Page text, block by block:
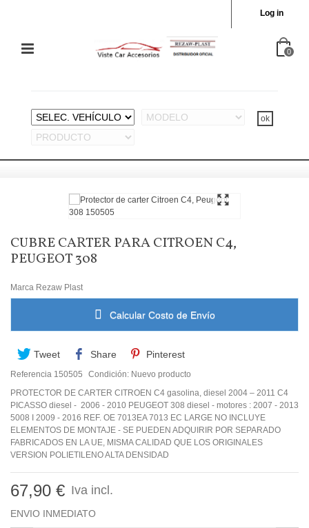
Log in
0
CUBRE CARTER PARA CITROEN C4,
PEUGEOT 308
Marca Rezaw Plast
Calcular Costo de Envío
Tweet Share Pinterest
Referencia 150505 Condición: Nuevo producto
PROTECTOR DE CARTER CITROEN C4 gasolina, diesel 2004 – 2011 C4
PICASSO diesel - 2006 - 2010 PEUGEOT 308 diesel - motores : 2007 - 2013
5008 I 2009 - 2016 REF. OE 7013EA 7013 EC LARGE NO INCLUYE
ELEMENTOS DE MONTAJE - SE PUEDEN ADQUIRIR POR SEPARADO
FABRICADOS EN LA UE, MISMA CALIDAD QUE LOS ORIGINALES
VERSION POLIETILENO ALTA DENSIDAD
67,90 € Iva incl.
ENVIO INMEDIATO